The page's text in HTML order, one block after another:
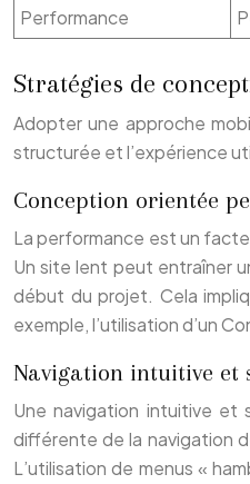
Performance
Stratégies de
Adopter une approche
structurée et l’expérience
Conception orientée
La performance est un
Un site lent peut entraîner
début du projet. Cela
exemple, l’utilisation d’un
Navigation intuitive et
Une navigation intuitive et
différente de la navigation
L’utilisation de menus «